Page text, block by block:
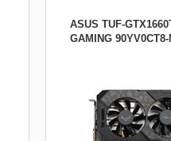
ASUS TUF-
GAMING 90YV0CT8-
3.0 DirectX: 12 Open
jádra: *OC mode : 1800
Clock) *Gaming mode :
Clock) Frekvence